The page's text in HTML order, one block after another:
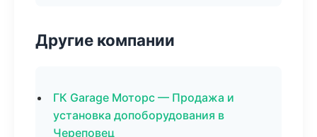
Другие компании
ГК Garage Моторс — Продажа и
установка допоборудования в
Череповец